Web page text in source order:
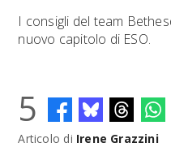
I consigli del team
nuovo capitolo di ESO.
5
Articolo di Irene Grazzini